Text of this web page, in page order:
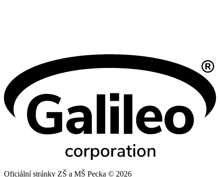
Oficiální stránky ZŠ a MŠ Pecka © 2026